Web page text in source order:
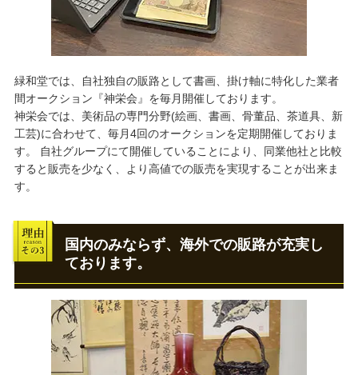
緑和堂では、自社独自の販路として書画、掛け軸に特化した業者
間オークション『神栄会』を毎月開催しております。
神栄会では、美術品の専門分野(絵画、書画、骨董品、茶道具、新
工芸)に合わせて、毎月4回のオークションを定期開催しておりま
す。 自社グループにて開催していることにより、同業他社と比較
すると販売を少なく、より高値での販売を実現することが出来ま
す。
国内のみならず、海外での販路が充実し
ております。